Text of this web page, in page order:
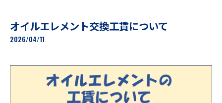
オイルエレメント交換工賃について
2026/04/11